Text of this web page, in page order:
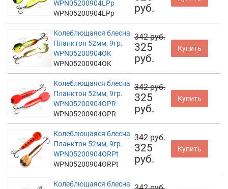
WPN05200904LPp
WPN05200904LPp
руб.
Колеблющаяся блесна
Планктон 52мм, 9гр.
WPN05200904OK
WPN05200904OK
342 руб.
325
руб.
Купить
Колеблющаяся блесна
Планктон 52мм, 9гр.
WPN05200904OPR
WPN05200904OPR
342 руб.
325
руб.
Купить
Колеблющаяся блесна
Планктон 52мм, 9гр.
WPN05200904ORPt
WPN05200904ORPt
342 руб.
325
руб.
Купить
Колеблющаяся блесна